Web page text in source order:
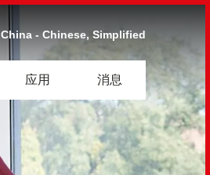
应用 消息
China - Chinese, Simplified